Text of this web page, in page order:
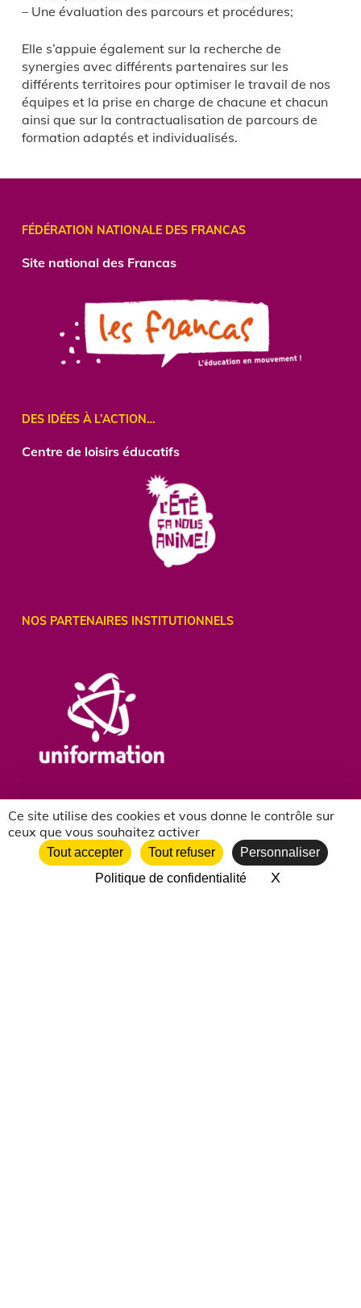
Ce site utilise des cookies et vous donne le contrôle sur
ceux que vous souhaitez activer
Tout accepter Tout refuser
Personnaliser
Politique de confidentialité
XMasquer le
– Une évaluation des parcours et procédures;
Elle s’appuie également sur la recherche de
synergies avec différents partenaires sur les
différents territoires pour optimiser le travail de nos
équipes et la prise en charge de chacune et chacun
ainsi que sur la contractualisation de parcours de
formation adaptés et individualisés.
FÉDÉRATION NATIONALE DES FRANCAS
Site national des Francas
DES IDÉES À L’ACTION…
Centrede loisirs éducatifs
NOS PARTENAIRES INSTITUTIONNELS
NOS PARTENAIRES ASSOCIATIFS